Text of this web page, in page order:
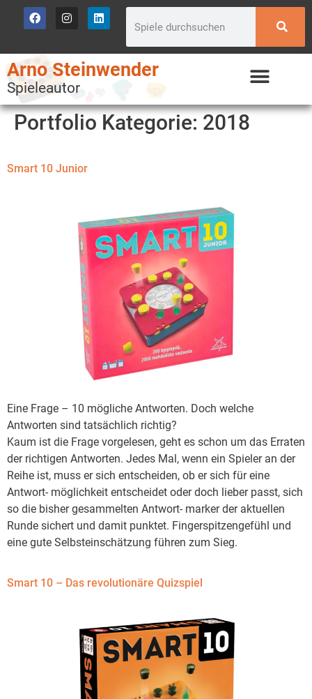
Arno Steinwender
Spieleautor
Portfolio Kategorie: 2018
Smart 10 Junior
Eine Frage – 10 mögliche Antworten. Doch welche
Antworten sind tatsächlich richtig?
Kaum ist die Frage vorgelesen, geht es schon um das Erraten
der richtigen Antworten. Jedes Mal, wenn ein Spieler an der
Reihe ist, muss er sich entscheiden, ob er sich für eine
Antwort- möglichkeit entscheidet oder doch lieber passt, sich
so die bisher gesammelten Antwort- marker der aktuellen
Runde sichert und damit punktet. Fingerspitzengefühl und
eine gute Selbsteinschätzung führen zum Sieg.
Smart 10 – Das revolutionäre Quizspiel